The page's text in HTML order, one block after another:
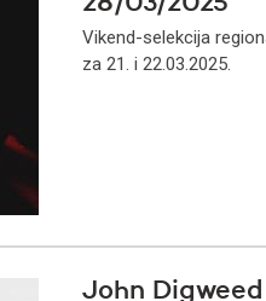
Vikend-selekcija
za 21. i 22.03.2025.
John